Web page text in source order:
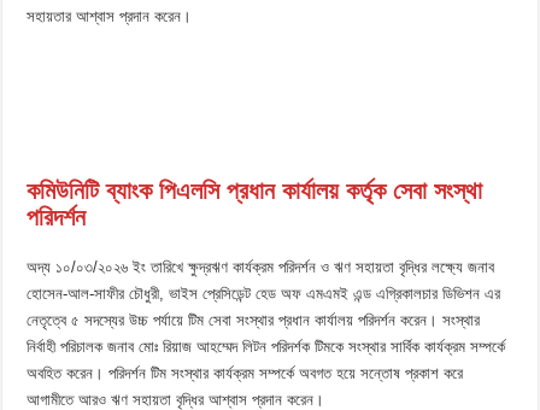
সহায়তার আশ্বাস প্রদান করেন।
কমিউনিটি ব্যাংক পিএলসি প্রধান কার্যালয় কর্তৃক সেবা সংস্থা
পরিদর্শন
অদ্য ১০/০৩/২০২৬ ইং তারিখে ক্ষুদ্রঋণ কার্যক্রম পরিদর্শন ও ঋণ সহায়তা বৃদ্ধির লক্ষ্যে জনাব
হোসেন-আল-সাফীর চৌধুরী, ভাইস প্রেসিডেন্ট হেড অফ এমএমই এন্ড এগ্রিকালচার ডিভিশন এর
নেতৃত্বে ৫ সদস্যের উচ্চ পর্যায়ে টিম সেবা সংস্থার প্রধান কার্যালয় পরিদর্শন করেন। সংস্থার
নির্বাহী পরিচালক জনাব মোঃ রিয়াজ আহম্মেদ লিটন পরিদর্শক টিমকে সংস্থার সার্বিক কার্যক্রম সম্পর্কে
অবহিত করেন। পরিদর্শন টিম সংস্থার কার্যক্রম সম্পর্কে অবগত হয়ে সন্তোষ প্রকাশ করে
আগামীতে আরও ঋণ সহায়তা বৃদ্ধির আশ্বাস প্রদান করেন।